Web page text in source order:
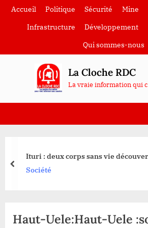
SkipAccueil Politique Sécurité Mine
Infrastructure
Développement
Qui sommes-nous
La Cloche RDC
La vraie information qui
Ituri : deux corps sans vie
Société
prev
Haut-Uele:Haut-Uele